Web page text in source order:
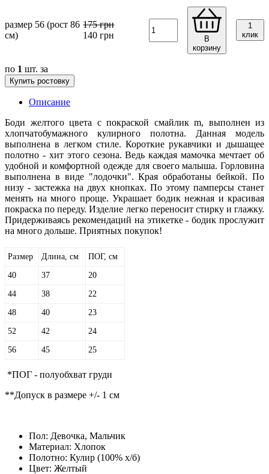
размер 56 (рост 86
см)
175грн
140 грн
В
корзину
1
клик
по 1 шт. за
Купить ростовку
Описание
Боди желтого цвета с покраской смайлик m, выполнен из
хлопчатобумажного кулирного полотна. Данная модель
выполнена в легком стиле. Короткие рукавчики и дышащее
полотно - хит этого сезона. Ведь каждая мамочка мечтает об
удобной и комфортной одежде для своего малыша. Горловина
выполнена в виде "лодочки". Края обработаны бейкой. По
низу - застежка на двух кнопках. По этому памперсы станет
менять на много проще. Украшает бодик нежная и красивая
покраска по переду. Изделие легко переносит стирку и глажку.
Придерживаясь рекомендаций на этикетке - бодик прослужит
на много дольше. Приятных покупок!
Размер Длина, см ПОГ, см
40 37 20
44 38 22
48 40 23
52 42 24
56 45 25
*ПОГ - полуобхват груди
**Допуск в размере +/- 1 см
Пол: Девочка, Мальчик
Материал: Хлопок
Полотно: Кулир (100% х/б)
Цвет: Желтый